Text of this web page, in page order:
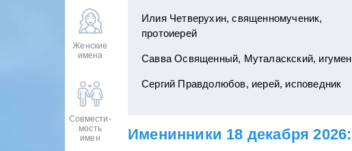
Женские
имена
Совмести-
мость
имен
Илия Четверухин, священномученик,
протоиерей
Савва Освященный, Муталаскский, игумен
Сергий Правдолюбов, иерей, исповедник
Именинники 18 декабря 2026: